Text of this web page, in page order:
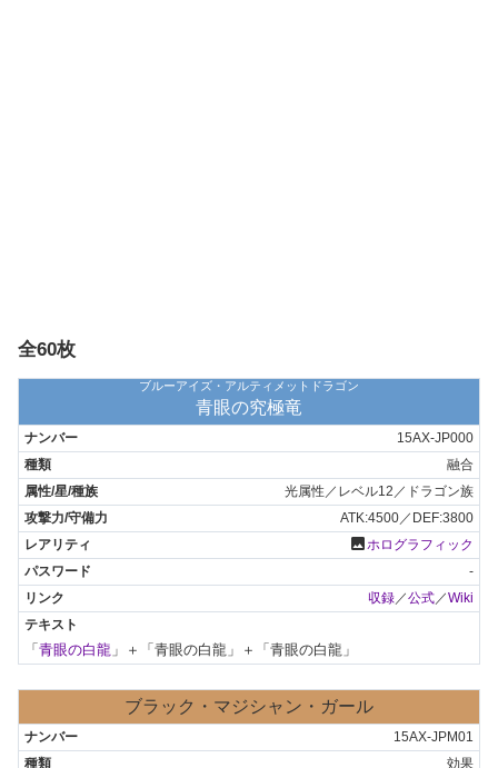
全60枚
ブルーアイズ・アルティメットドラゴン
青眼の究極竜
15AX-JP000
融合
光属性／レベル12／ドラゴン族
ATK:4500／DEF:3800
photo ホログラフィック
-
収録 ／公式 ／Wiki
「 青眼の白龍 」＋「青眼の白龍」＋「青眼の白龍」
ブラック・マジシャン・ガール
15AX-JPM01
効果